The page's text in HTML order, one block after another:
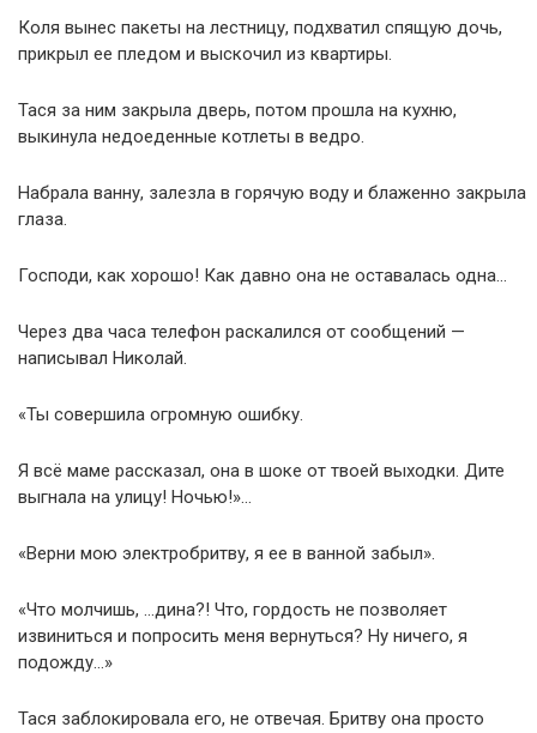
Коля вынес пакеты на лестницу, подхватил спящую дочь,
прикрыл ее пледом и выскочил из квартиры.
Тася за ним закрыла дверь, потом прошла на кухню,
выкинула недоеденные котлеты в ведро.
Набрала ванну, залезла в горячую воду и блаженно закрыла
глаза.
Господи, как хорошо! Как давно она не оставалась одна…
Через два часа телефон раскалился от сообщений —
написывал Николай.
«Ты совершила огромную ошибку.
Я всё маме рассказал, она в шоке от твоей выходки. Дите
выгнала на улицу! Ночью!»…
«Верни мою электробритву, я ее в ванной забыл».
«Что молчишь, …дина?! Что, гордость не позволяет
извиниться и попросить меня вернуться? Ну ничего, я
подожду…»
Тася заблокировала его, не отвечая. Бритву она просто